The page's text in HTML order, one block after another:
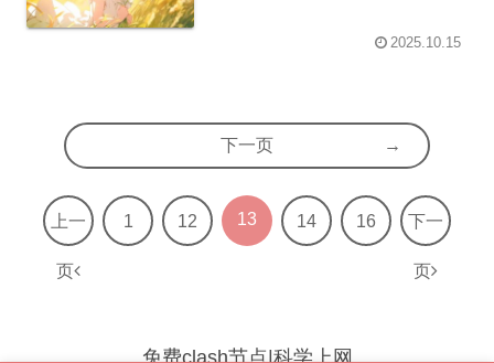
2025.10.15
下一页
上一
页
1 12 13 14 16 下一
页
免费clash节点|科学上网